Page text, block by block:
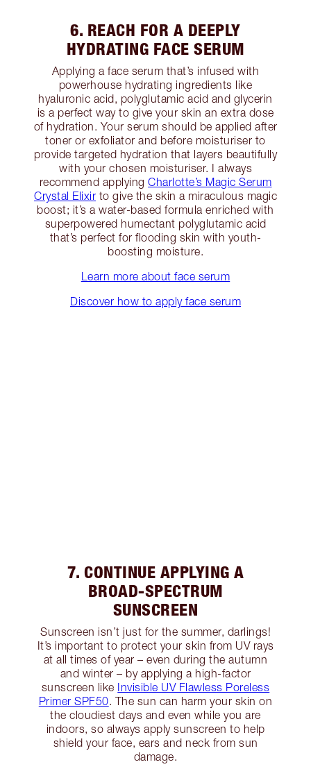
6. REACH FOR A DEEPLY
HYDRATING FACE SERUM
Applying a face serum that’s infused with
powerhouse hydrating ingredients like
hyaluronic acid, polyglutamic acid and glycerin
is a perfect way to give your skin an extra dose
of hydration. Your serum should be applied after
toner or exfoliator and before moisturiser to
provide targeted hydration that layers beautifully
with your chosen moisturiser. I always
recommend applying Charlotte’s Magic Serum
Crystal Elixir to give the skin a miraculous magic
boost; it’s a water-based formula enriched with
superpowered humectant polyglutamic acid
that’s perfect for flooding skin with youth-
boosting moisture.
Learn more about face serum
Discover how to apply face serum
7. CONTINUE APPLYING A
BROAD-SPECTRUM
SUNSCREEN
Sunscreen isn’t just for the summer, darlings!
It’s important to protect your skin from UV rays
at all times of year – even during the autumn
and winter – by applying a high-factor
sunscreen like Invisible UV Flawless Poreless
Primer SPF50. The sun can harm your skin on
the cloudiest days and even while you are
indoors, so always apply sunscreen to help
shield your face, ears and neck from sun
damage.